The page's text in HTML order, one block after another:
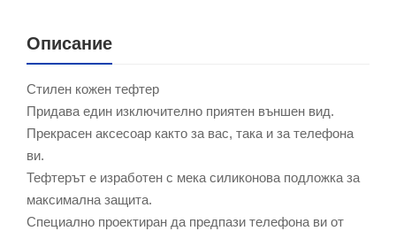
Описание
Стилен кожен тефтер
Придава един изключително приятен външен вид.
Прекрасен аксесоар както за вас, така и за телефона
ви.
Тефтерът е изработен с мека силиконова подложка за
максимална защита.
Специално проектиран да предпази телефона ви от